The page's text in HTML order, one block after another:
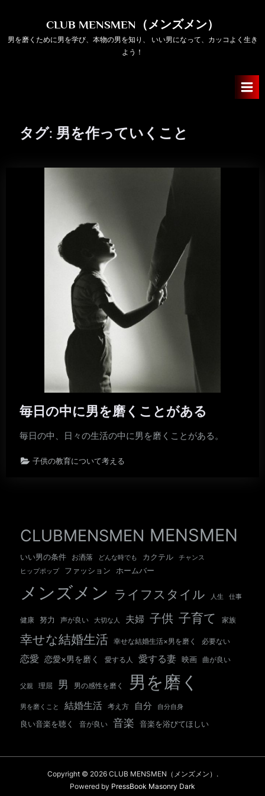
content
CLUB MENSMEN（メンズメン）
男を磨くために男を学び、本物の男を知り、 いい男になって、カッコよく生き
よう！
タグ: 男を作っていくこと
毎日の中に男を磨くことがある
毎日の中、日々の生活の中に男を磨くことがある。
子供の教育について考える
CLUBMENSMEN MENSMEN
いい男の条件 お洒落 どんな時でも カクテル チャンス
ヒップポップ ファッション ホームバー
メンズメン ライフスタイル 人生 仕事
健康 努力 声が良い 大切な人 夫婦 子供 子育て 家族
幸せな結婚生活 幸せな結婚生活×男を磨く 必要ない
恋愛 恋愛×男を磨く 愛する人 愛する妻 映画 曲が良い
父親 理屈 男 男の感性を磨く 男を磨く
男を磨くこと 結婚生活 考え方 自分 自分自身
良い音楽を聴く 音が良い 音楽 音楽を浴びてほしい
Copyright © 2026 CLUB MENSMEN（メンズメン）.
Powered by PressBook Masonry Dark